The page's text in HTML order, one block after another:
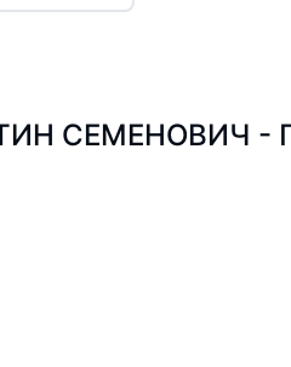
СЕМЕНОВИЧ -